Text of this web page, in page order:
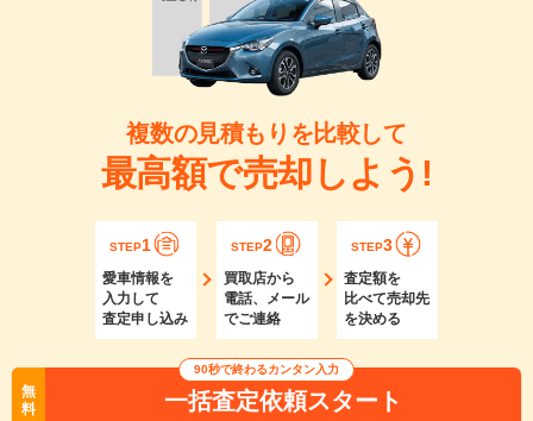
複数の見積もりを比較して
最高額で売却しよう!
STEP1
愛車情報を
入力して
査定申し込み
STEP2
買取店から
電話、メール
でご連絡
STEP3
査定額を
比べて売却先
を決める
無
料
90秒で終わるカンタン入力
一括査定依頼スタート